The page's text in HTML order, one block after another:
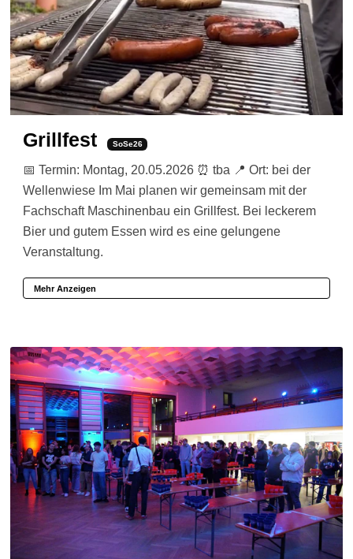
Grillfest SoSe26
📅 Termin: Montag, 20.05.2026 ⏰ tba 📍 Ort: bei der
Wellenwiese Im Mai planen wir gemeinsam mit der
Fachschaft Maschinenbau ein Grillfest. Bei leckerem
Bier und gutem Essen wird es eine gelungene
Veranstaltung.
Mehr Anzeigen